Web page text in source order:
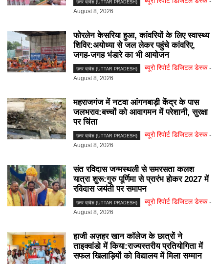
उत्तर प्रदेश (UTTAR PRADESH)
August 8, 2026
फोरलेन केसरिया हुआ, कांवरियों के लिए स्वास्थ्य
शिविर:अयोध्या से जल लेकर पहुंचे कांवरिए,
जगह-जगह भंडारे का भी आयोजन
उत्तर प्रदेश (UTTAR PRADESH) ब्यूरो रिपोर्ट डिजिटल डेस्क -
August 8, 2026
महराजगंज में नटवा आंगनबाड़ी केंद्र के पास
जलभराव:बच्चों को आवागमन में परेशानी, सुरक्षा
पर चिंता
उत्तर प्रदेश (UTTAR PRADESH) ब्यूरो रिपोर्ट डिजिटल डेस्क -
August 8, 2026
संत रविदास जन्मस्थली से समरसता कलश
यात्रा शुरू:गुरु पूर्णिमा से प्रारंभ होकर 2027 में
रविदास जयंती पर समापन
उत्तर प्रदेश (UTTAR PRADESH) ब्यूरो रिपोर्ट डिजिटल डेस्क -
August 8, 2026
हाजी अज़हर खान कॉलेज के छात्रों ने
ताइक्वांडो में किया:राज्यस्तरीय प्रतियोगिता में
सफल खिलाड़ियों को विद्यालय में मिला सम्मान